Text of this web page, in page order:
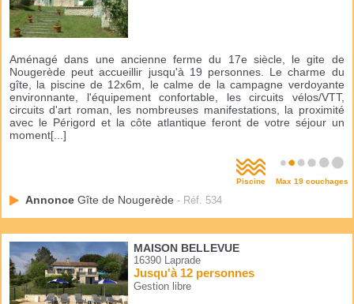
Aménagé dans une ancienne ferme du 17e siècle, le gite de
Nougerède peut accueillir jusqu'à 19 personnes. Le charme du
gîte, la piscine de 12x6m, le calme de la campagne verdoyante
environnante, l'équipement confortable, les circuits vélos/VTT,
circuits d'art roman, les nombreuses manifestations, la proximité
avec le Périgord et la côte atlantique feront de votre séjour un
moment[...]
Piscine Max 19 couchages
Annonce Gîte de Nougerède - Réf. 534
MAISON BELLEVUE
16390 Laprade
Jusqu'à 12 personnes
Gestion libre